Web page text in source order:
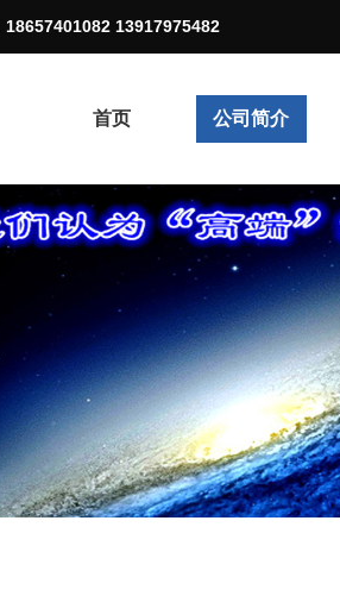
18657401082 13917975482
首页 公司简介